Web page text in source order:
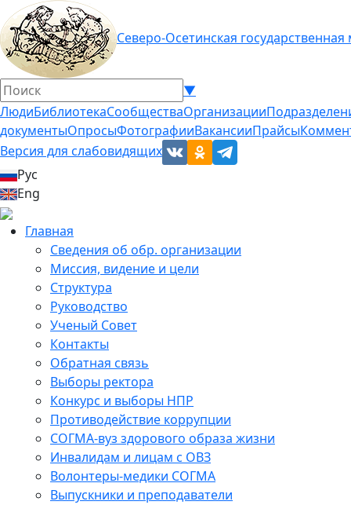
Северо-Осетинская
▼
ЛюдиБиблиотекаСообществаОрганизации
документыОпросыФотографииВакансииПрайсы
Версия для слабовидящих
Рус
Eng
Главная
Сведения об обр. организации
Миссия, видение и цели
Структура
Руководство
Ученый Совет
Контакты
Обратная связь
Выборы ректора
Конкурс и выборы НПР
Противодействие коррупции
СОГМА-вуз здорового образа жизни
Инвалидам и лицам с ОВЗ
Волонтеры-медики СОГМА
Выпускники и преподаватели